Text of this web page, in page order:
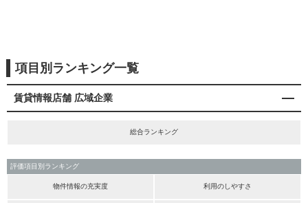
項目別ランキング一覧
賃貸情報店舗 広域企業
総合ランキング
評価項目別ランキング
物件情報の充実度 利用のしやすさ